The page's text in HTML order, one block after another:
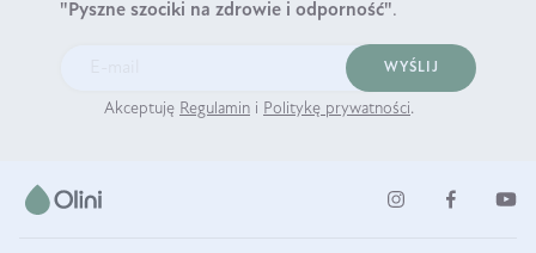
"Pyszne szociki na zdrowie i odporność".
WYŚLIJ
Akceptuję Regulamin i Politykę prywatności.